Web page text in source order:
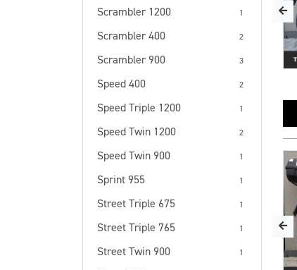
Scrambler 1200 1
Scrambler 400 2
Scrambler 900 3
Speed 400 2
Speed Triple 1200 1
Speed Twin 1200 2
Speed Twin 900 1
Sprint 955 1
Street Triple 675 1
Street Triple 765 1
Street Twin 900 1